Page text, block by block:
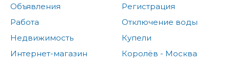
Объявления
Работа
Недвижимость
Интернет-магазин
Регистрация
Отключение воды
Купели
Королёв - Москва